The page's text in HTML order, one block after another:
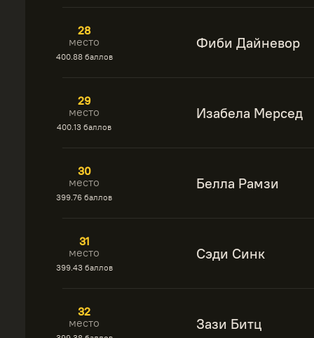
28
место
400.88 баллов
Фиби Дайневор
29
место
400.13 баллов
Изабела Мерсед
30
место
399.76 баллов
Белла Рамзи
31
место
399.43 баллов
Сэди Синк
32
место
Зази Битц